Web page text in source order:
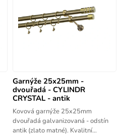
Garnýže 25x25mm -
dvouřadá - CYLINDR
CRYSTAL - antik
Kovová garnýže 25x25mm
dvouřadá galvanizovaná - odstín
antik (zlato matné). Kvalitní